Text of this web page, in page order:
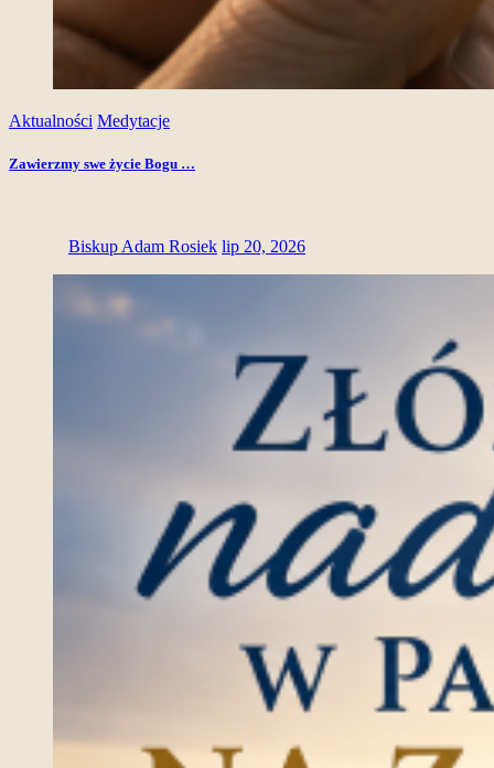
Aktualności Medytacje
Zawierzmy swe życie Bogu …
Biskup Adam Rosiek lip 20, 2026